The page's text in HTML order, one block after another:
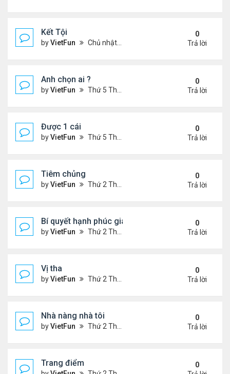
Kết Tội
byVietFun Chủ nhật Tháng 4 03, 2022 8:20 pm
0
Trả lời
Anh chọn ai ?
byVietFun Thứ 5 Tháng 3 03, 2022 4:56 pm
0
Trả lời
Được 1 cái
byVietFun Thứ 5 Tháng 3 03, 2022 4:44 pm
0
Trả lời
Tiêm chủng
byVietFun Thứ 2 Tháng 1 24, 2022 1:11 pm
0
Trả lời
Bí quyết hạnh phúc gia đình
byVietFun Thứ 2 Tháng 1 03, 2022 9:28 pm
0
Trả lời
Vị tha
byVietFun Thứ 2 Tháng 1 03, 2022 9:25 pm
0
Trả lời
Nhà nàng nhà tôi
byVietFun Thứ 2 Tháng 1 03, 2022 9:24 pm
0
Trả lời
Trang điểm
0